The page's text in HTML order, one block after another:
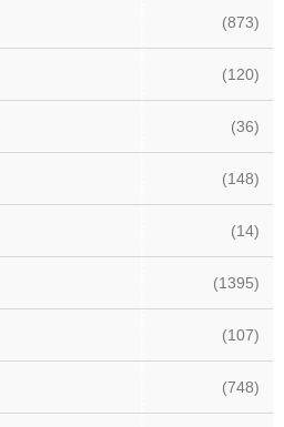
(873)
(120)
(36)
(148)
(14)
(1395)
(107)
(748)